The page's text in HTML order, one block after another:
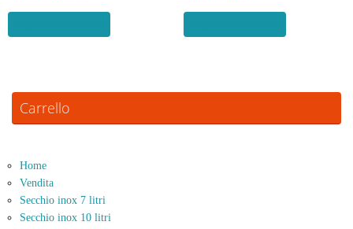
Carrello
Home
Vendita
Secchio inox 7 litri
Secchio inox 10 litri